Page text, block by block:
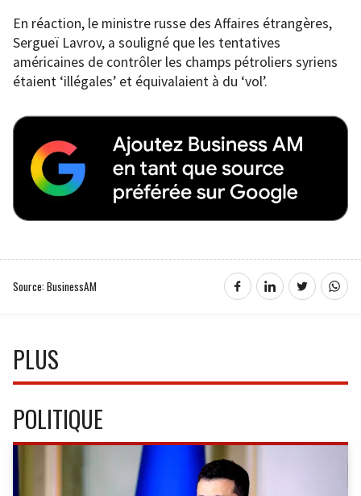
En réaction, le ministre russe des Affaires étrangères,
Sergueï Lavrov, a souligné que les tentatives
américaines de contrôler les champs pétroliers syriens
étaient ‘illégales’ et équivalaient à du ‘vol’.
Source: BusinessAM
PLUS
POLITIQUE